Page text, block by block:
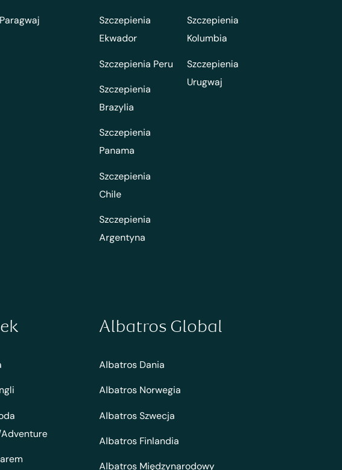
Szczepienia
Ekwador
Szczepienia Peru
Szczepienia
Brazylia
Szczepienia
Panama
Szczepienia
Chile
Szczepienia
Argentyna
Szczepienia
Kolumbia
Szczepienia
Urugwaj
Albatros Global
Albatros Dania
Albatros Norwegia
Albatros Szwecja
Albatros Finlandia
Albatros Międzynarodowy